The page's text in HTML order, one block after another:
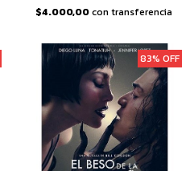
$4.000,00con transferencia
83% OFF